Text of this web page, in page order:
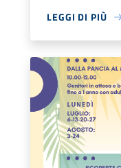
LEGGI DI PIÙ